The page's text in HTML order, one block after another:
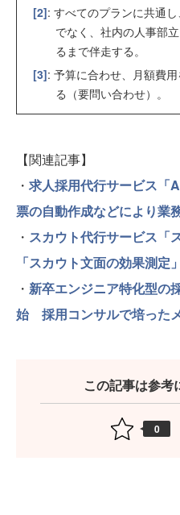
[2]: すべてのプランに共通
でなく、社内の人事部
るまで伴走する。
[3]: 予算に合わせ、月額費
る（要問い合わせ）。
【関連記事】
・ 求人採用代行サービス「
票の自動作成などにより業
・ スカウト代行サービス「
「スカウト文面の効果測
・ 新卒エンジニア特化型の
始 採用コンサルで培った
この記事は参考
0